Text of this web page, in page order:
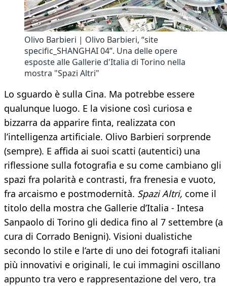
Olivo Barbieri | Olivo Barbieri, “site
specific_SHANGHAI 04”. Una delle opere
esposte alle Gallerie d'Italia di Torino nella
mostra "Spazi Altri"
Lo sguardo è sulla Cina. Ma potrebbe essere
qualunque luogo. E la visione così curiosa e
bizzarra da apparire finta, realizzata con
l’intelligenza artificiale. Olivo Barbieri sorprende
(sempre). E affida ai suoi scatti (autentici) una
riflessione sulla fotografia e su come cambiano gli
spazi fra polarità e contrasti, fra frenesia e vuoto,
fra arcaismo e postmodernità. Spazi Altri, come il
titolo della mostra che Gallerie d’Italia - Intesa
Sanpaolo di Torino gli dedica fino al 7 settembre (a
cura di Corrado Benigni). Visioni dualistiche
secondo lo stile e l’arte di uno dei fotografi italiani
più innovativi e originali, le cui immagini oscillano
appunto tra vero e rappresentazione del vero, tra